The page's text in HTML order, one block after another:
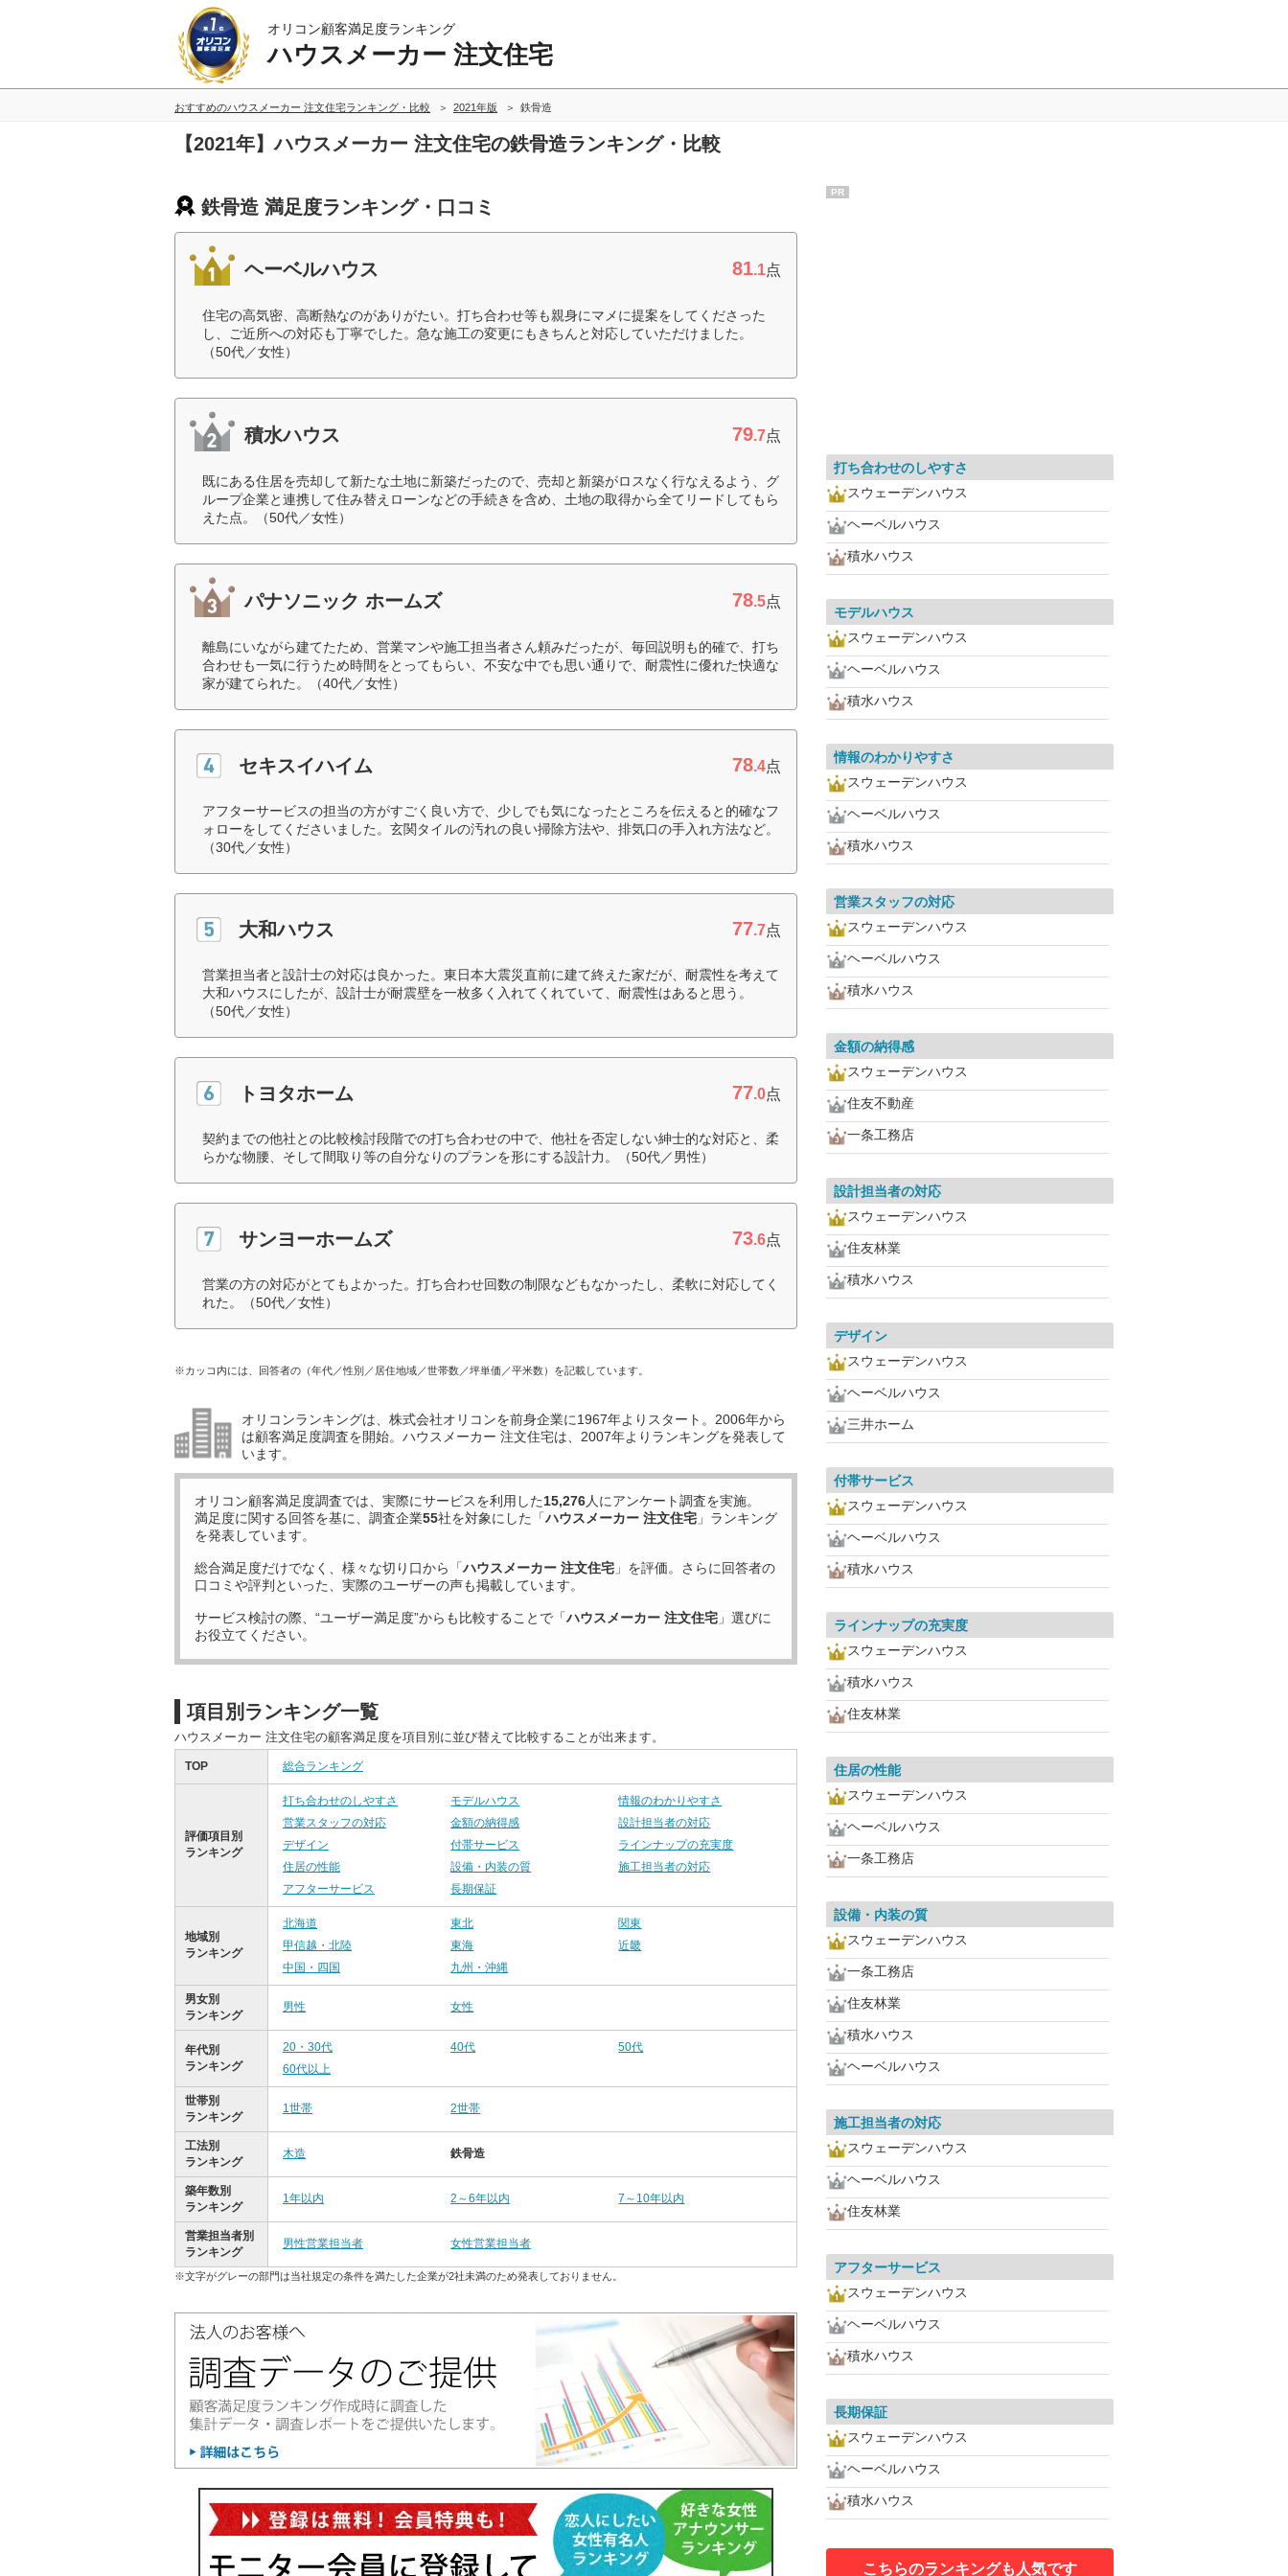
オリコン顧客満足度ランキング
ハウスメーカー 注文住宅
おすすめのハウスメーカー 注文住宅ランキング・比較 2021年版 鉄骨造
【2021年】ハウスメーカー 注文住宅の鉄骨造ランキング・比較
鉄骨造 満足度ランキング・口コミ
ヘーベルハウス 81.1点
住宅の高気密、高断熱なのがありがたい。打ち合わせ等も親身にマメに提案をしてくださった
し、ご近所への対応も丁寧でした。急な施工の変更にもきちんと対応していただけました。
（50代／女性）
積水ハウス 79.7点
既にある住居を売却して新たな土地に新築だったので、売却と新築がロスなく行なえるよう、グ
ループ企業と連携して住み替えローンなどの手続きを含め、土地の取得から全てリードしてもら
えた点。（50代／女性）
パナソニック ホームズ 78.5点
離島にいながら建てたため、営業マンや施工担当者さん頼みだったが、毎回説明も的確で、打ち
合わせも一気に行うため時間をとってもらい、不安な中でも思い通りで、耐震性に優れた快適な
家が建てられた。（40代／女性）
セキスイハイム 78.4点
アフターサービスの担当の方がすごく良い方で、少しでも気になったところを伝えると的確なフ
ォローをしてくださいました。玄関タイルの汚れの良い掃除方法や、排気口の手入れ方法など。
（30代／女性）
大和ハウス 77.7点
営業担当者と設計士の対応は良かった。東日本大震災直前に建て終えた家だが、耐震性を考えて
大和ハウスにしたが、設計士が耐震壁を一枚多く入れてくれていて、耐震性はあると思う。
（50代／女性）
トヨタホーム 77.0点
契約までの他社との比較検討段階での打ち合わせの中で、他社を否定しない紳士的な対応と、柔
らかな物腰、そして間取り等の自分なりのプランを形にする設計力。（50代／男性）
サンヨーホームズ 73.6点
営業の方の対応がとてもよかった。打ち合わせ回数の制限などもなかったし、柔軟に対応してく
れた。（50代／女性）
※カッコ内には、回答者の（年代／性別／居住地域／世帯数／坪単価／平米数）を記載しています。
オリコンランキングは、株式会社オリコンを前身企業に1967年よりスタート。2006年から
は顧客満足度調査を開始。ハウスメーカー 注文住宅は、2007年よりランキングを発表して
います。
オリコン顧客満足度調査では、実際にサービスを利用した15,276人にアンケート調査を実施。
満足度に関する回答を基に、調査企業55社を対象にした「ハウスメーカー 注文住宅 」ランキング
を発表しています。
総合満足度だけでなく、様々な切り口から「ハウスメーカー 注文住宅 」を評価。さらに回答者の
口コミや評判といった、実際のユーザーの声も掲載しています。
サービス検討の際、“ユーザー満足度”からも比較することで「ハウスメーカー 注文住宅 」選びに
お役立てください。
項目別ランキング一覧
ハウスメーカー 注文住宅の顧客満足度を項目別に並び替えて比較することが出来ます。
TOP 総合ランキング
評価項目別
ランキング
打ち合わせのしやすさ モデルハウス
情報のわかりやすさ
営業スタッフの対応
金額の納得感
設計担当者の対応
デザイン
付帯サービス
ラインナップの充実度
住居の性能
設備・内装の質
施工担当者の対応
アフターサービス
長期保証
地域別
ランキング
北海道 東北
関東
甲信越・北陸
東海
近畿
中国・四国
九州・沖縄
男女別
ランキング
男性 女性
年代別
ランキング
20・30代 40代
50代
60代以上
世帯別
ランキング
1世帯 2世帯
工法別
ランキング
木造 鉄骨造
築年数別
ランキング
1年以内 2～6年以内 7～10年以内
営業担当者別
ランキング
男性営業担当者 女性営業担当者
※文字がグレーの部門は当社規定の条件を満たした企業が2社未満のため発表しておりません。
PR
打ち合わせのしやすさ
スウェーデンハウス
ヘーベルハウス
積水ハウス
モデルハウス
スウェーデンハウス
ヘーベルハウス
積水ハウス
情報のわかりやすさ
スウェーデンハウス
ヘーベルハウス
積水ハウス
営業スタッフの対応
スウェーデンハウス
ヘーベルハウス
積水ハウス
金額の納得感
スウェーデンハウス
住友不動産
一条工務店
設計担当者の対応
スウェーデンハウス
住友林業
積水ハウス
デザイン
スウェーデンハウス
ヘーベルハウス
三井ホーム
付帯サービス
スウェーデンハウス
ヘーベルハウス
積水ハウス
ラインナップの充実度
スウェーデンハウス
積水ハウス
住友林業
住居の性能
スウェーデンハウス
ヘーベルハウス
一条工務店
設備・内装の質
スウェーデンハウス
一条工務店
住友林業
積水ハウス
ヘーベルハウス
施工担当者の対応
スウェーデンハウス
ヘーベルハウス
住友林業
アフターサービス
スウェーデンハウス
ヘーベルハウス
積水ハウス
長期保証
スウェーデンハウス
ヘーベルハウス
積水ハウス
こちらのランキングも人気です